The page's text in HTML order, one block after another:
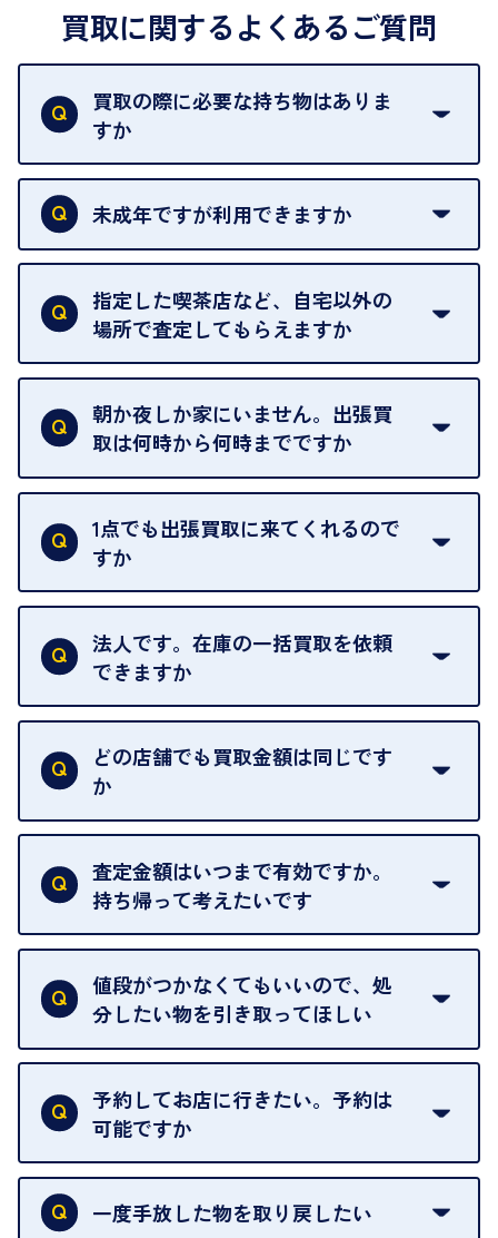
買取に関するよくあるご質問
買取の際に必要な持ち物はありま
すか
本人確認書類をご用意ください。ご利用になれる書
類はこちらをご確認ください。
未成年ですが利用できますか
18歳未満の方は、保護者の同意があってもご利用い
ただけません。
指定した喫茶店など、自宅以外の
場所で査定してもらえますか
ご自宅以外での査定はお引き受けできません。ご指
定のお店や、ほかのお客様への迷惑となることが考
えられるためです。
朝か夜しか家にいません。出張買
取は何時から何時までですか
ご訪問可能時間は、10時から19時です。
ただし、お品物の種類や量によっては対応させてい
ただくことがあります。
1点でも出張買取に来てくれるので
すか
はい。1点でもお伺いします。
法人です。在庫の一括買取を依頼
できますか
はい。喜んで承ります。出張買取をご利用くださ
い。
ご指定の場所にお伺いします。
どの店舗でも買取金額は同じです
か
はい。全店舗一律です。
ただし、中古市場は日々変動するため、査定した日
によって査定額が変わることはございます。
査定金額はいつまで有効ですか。
持ち帰って考えたいです
査定額は当日限り有効です。
中古市場が日々変動するため、翌日には査定額が変
わることがございます。
値段がつかなくてもいいので、処
分したい物を引き取ってほしい
再販不可能な物は、場合によってはお断りすること
がございます。ご了承ください。
予約してお店に行きたい。予約は
可能ですか
申し訳ありませんが、現在はご来店の予約は承って
おりません。
一度手放した物を取り戻したい